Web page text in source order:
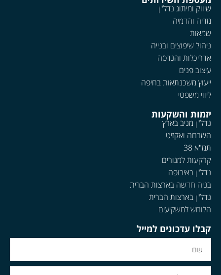
שיווק ומיתוג נדל"ן
מדיה והדמיה
שמאות
ניהול שיפוצים ובנייה
אדריכלות והנדסה
עיצוב פנים
ייעוץ משכנתאות בחיפה
ליווי משפטי
יזמות והשקעות
נדל"ן מניב בארץ
השבחה ואקזיט
תמ"א 38
קרקעות למגורים
נדל"ן באירופה
בניה חדשה בארצות הברית
נדל"ן בארצות הברית
הלוחש למשקיעים
קבלו עדכונים למייל